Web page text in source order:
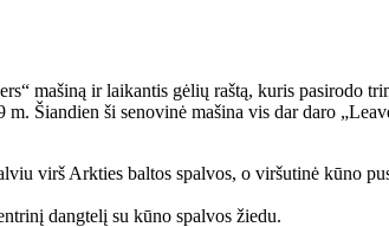
mašiną ir laikantis gėlių raštą, kuris pasirodo
Šiandien ši senovinė mašina vis dar daro
virš Arkties baltos spalvos, o viršutinė kūno
dangtelį su kūno spalvos žiedu.